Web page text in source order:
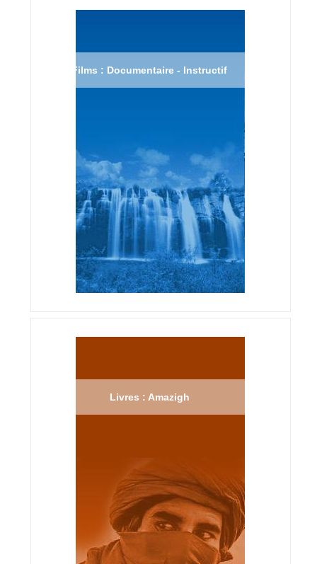
Films : Documentaire - Instructif
Livres : Amazigh